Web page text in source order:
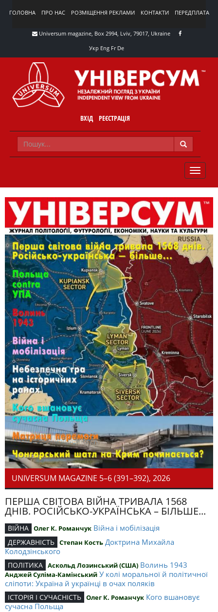
ГОЛОВНА ПРО НАС РОЗМІЩЕННЯ РЕКЛАМИ КОНТАКТИ ПЕРЕДПЛАТА
Universum magazine, Box 2994, Lviv, 79017, Ukraine
Укр Eng FrDe
ВХІД РЕЄСТРАЦІЯ
TOGGLE
UNIVERSUM MAGAZINE 5–6 (391–392), 2026
ПЕРША СВІТОВА ВІЙНА ТРИВАЛА 1568
ДНІВ. РОСІЙСЬКО-УКРАЇНСЬКА – БІЛЬШЕ...
ВІЙНА Олег К. Романчук Війна і мобілізація
ДЕРЖАВНІСТЬ Степан Кость Доктрина Михайла
Колодзінського
ПОЛІТИКА Аскольд Лозинський (США) Волинь 1943
Анджей Суліма-Камінський У колі моральної й політичної
сліпоти: Україна й українці в очах поляків
ІСТОРІЯ І СУЧАСНІСТЬ Олег К. Романчук Кого вшановує
сучасна Польща